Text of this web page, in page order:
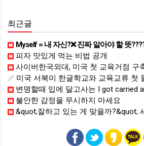
최근글
Myself = 내 자신?❌ 진짜 알아야 할 뜻
피자 맛있게 먹는 비법 공개
사이버한국외대, 미국 첫 교육거점 구축…뉴욕에 미주글로벌센터 개
미국 서북미 한글학교와 교육교류 첫 물꼬 - 사
변명할때 입에 달고사는 I got carried
불안한 감정을 무시하지 마세요
&quot;잘하고 있는 게 맞을까?&quot; 세바시 대표가 비교 지옥에서 탈출한 방법 [#